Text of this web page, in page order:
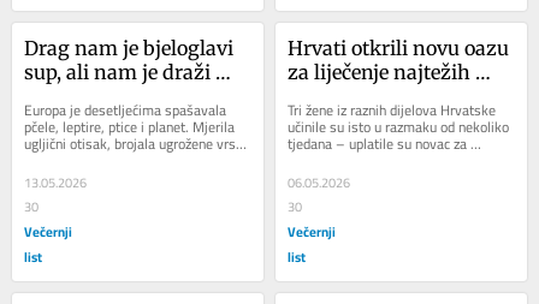
Drag nam je bjeloglavi
sup, ali nam je draži
Europa je desetljećima spašavala
pčele, leptire, ptice i planet. Mjerila
ugljični otisak, brojala ugrožene vrste
i pisala direktive o svakom paru...
13.05.2026
30
Večernji
list
Hrvati otkrili novu oazu
za liječenje najtežih
ovu zemlju
Tri žene iz raznih dijelova Hrvatske
učinile su isto u razmaku od nekoliko
tjedana – uplatile su novac za
liječenje vrlo teško bolesnih osoba
za...
06.05.2026
30
Večernji
list